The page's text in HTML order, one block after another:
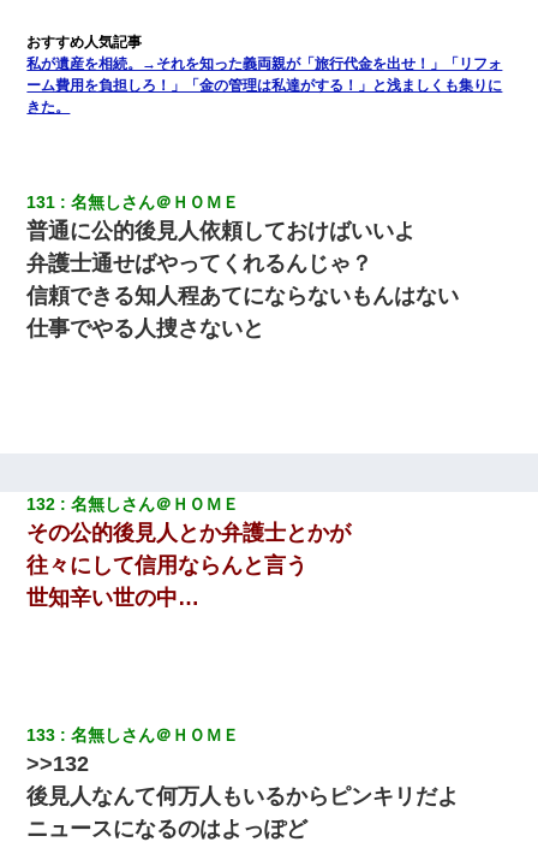
私が遺産を相続。→それを知った義両親が「旅行代金を出せ！」「リフォ
ーム費用を負担しろ！」「金の管理は私達がする！」と浅ましくも集りに
きた。
131 名無しさん＠ＨＯＭＥ
普通に公的後見人依頼しておけばいいよ
弁護士通せばやってくれるんじゃ？
信頼できる知人程あてにならないもんはない
仕事でやる人捜さないと
132 名無しさん＠ＨＯＭＥ
その公的後見人とか弁護士とかが
往々にして信用ならんと言う
世知辛い世の中…
133 名無しさん＠ＨＯＭＥ
>>132
後見人なんて何万人もいるからピンキリだよ
ニュースになるのはよっぽど